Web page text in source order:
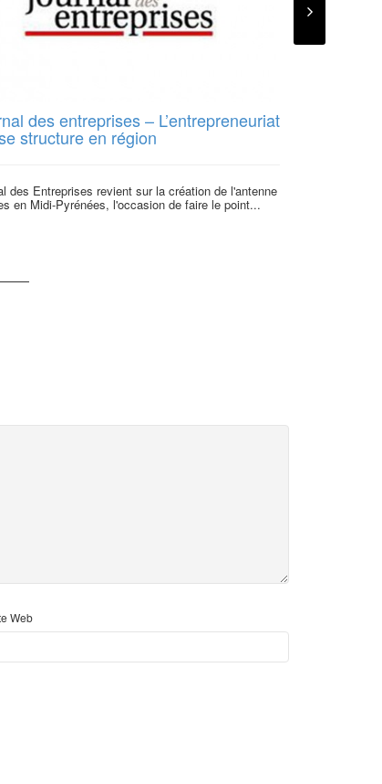
des entreprises – L’entrepreneuriat
structure en région
des Entreprises revient sur la création de l'antenne
en Midi-Pyrénées, l'occasion de faire le point...
Web